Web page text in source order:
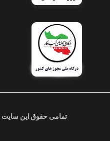
تمامی حقوق این سایت